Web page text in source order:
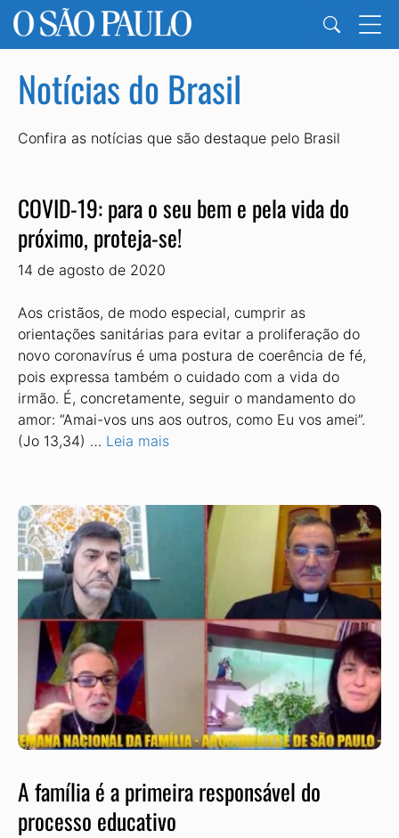
Notícias do Brasil
Confira as notícias que são destaque pelo Brasil
COVID-19: para o seu bem e pela vida do
próximo, proteja-se!
14 de agosto de 2020
Aos cristãos, de modo especial, cumprir as
orientações sanitárias para evitar a proliferação do
novo coronavírus é uma postura de coerência de fé,
pois expressa também o cuidado com a vida do
irmão. É, concretamente, seguir o mandamento do
amor: “Amai-vos uns aos outros, como Eu vos amei”.
(Jo 13,34) … Leia mais
A família é a primeira responsável do
processo educativo